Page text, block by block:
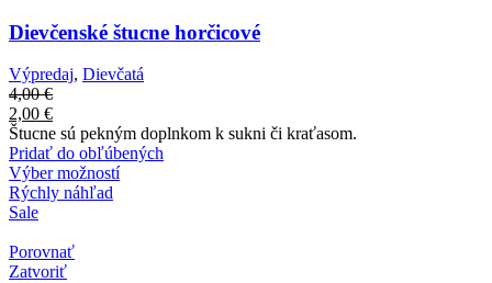
Dievčenské štucne horčicové
Výpredaj, Dievčatá
4,00€
2,00 €
Štucne sú pekným doplnkom k sukni či kraťasom.
Pridať do obľúbených
Výber možností
Rýchly náhľad
Sale
Porovnať
Zatvoriť